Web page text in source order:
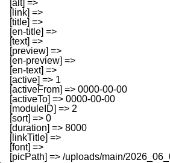
    [alt] =>
    [link] =>
    [title] =>
    [en-title] =>
    [text] =>
    [preview] =>
    [en-preview] =>
    [en-text] =>
    [active] => 1
    [activeFrom] => 0000-00-00
    [activeTo] => 0000-00-00
    [moduleID] => 2
    [sort] => 0
    [duration] => 8000
    [linkTitle] =>
    [font] =>
[picPath] => /uploads/main/